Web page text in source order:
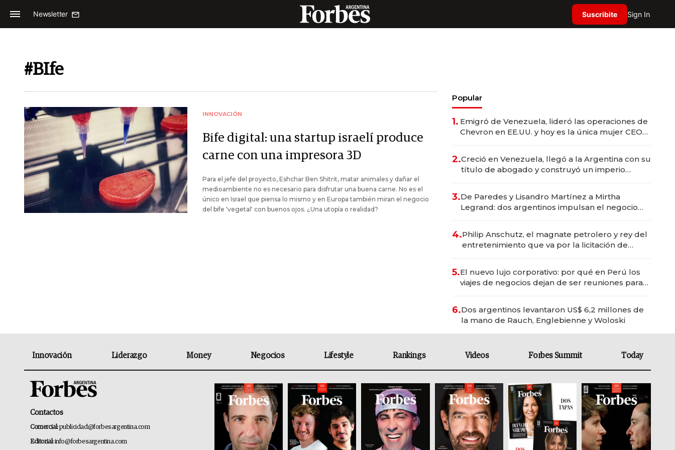
Newsletter Suscribite Sign In
#BIfe
INNOVACIÓN
Bife digital: una startup israelí produce
carne con una impresora 3D
Para el jefe del proyecto, Eshchar Ben Shitrit, matar animales y dañar el
medioambiente no es necesario para disfrutar una buena carne. No es el
único en Israel que piensa lo mismo y en Europa también miran el negocio
del bife 'vegetal' con buenos ojos. ¿Una utopía o realidad?
Popular
1. Emigró de Venezuela, lideró las operaciones de
Chevron en EE.UU. y hoy es la única mujer CEO
2.Creció en Venezuela, llegó a la Argentina con su
título de abogado y construyó un imperio
3.De Paredes y Lisandro Martínez a Mirtha
Legrand: dos argentinos impulsan el negocio
4.Philip Anschutz, el magnate petrolero y rey del
entretenimiento que va por la licitación de
5.El nuevo lujo corporativo: por qué en Perú los
viajes de negocios dejan de ser reuniones para
6.Dos argentinos levantaron US$ 6,2 millones de
la mano de Rauch, Englebienne y Woloski
Innovación Liderazgo Money Negocios Lifestyle Rankings Videos Forbes Summit Today
Contactos
Comercial:publicidad@forbesargentina.com
Editorial:info@forbesargentina.com